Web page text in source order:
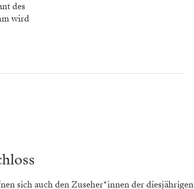
des
wird
sich auch den Zuseher*innen der diesjährigen